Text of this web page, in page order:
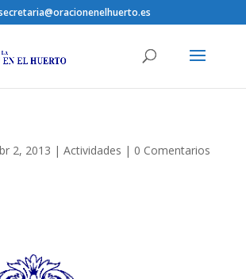
2, 2013 | Actividades | 0 Comentarios